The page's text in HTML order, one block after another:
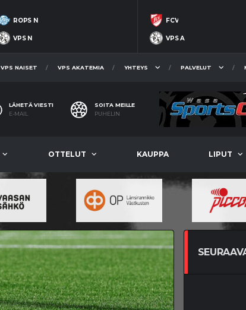
ROPS N
VPS N
FCV
VPS A
VPS NAISET VPS AKATEMIA YHTEYS PALVELUT
LÄHETÄ VIESTI
E-MAIL
SOITA MEILLE
PUHELIN
OTTELUT KAUPPA LIPUT